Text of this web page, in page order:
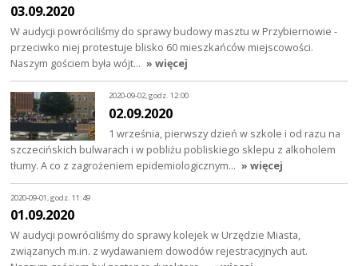
03.09.2020
W audycji powróciliśmy do sprawy budowy masztu w Przybiernowie -
przeciwko niej protestuje blisko 60 mieszkańców miejscowości.
Naszym gościem była wójt… » więcej
2020-09-02, godz. 12:00
02.09.2020
1 września, pierwszy dzień w szkole i od razu na
szczecińskich bulwarach i w pobliżu pobliskiego sklepu z alkoholem
tłumy. A co z zagrożeniem epidemiologicznym… » więcej
2020-09-01, godz. 11:49
01.09.2020
W audycji powróciliśmy do sprawy kolejek w Urzędzie Miasta,
związanych m.in. z wydawaniem dowodów rejestracyjnych aut.